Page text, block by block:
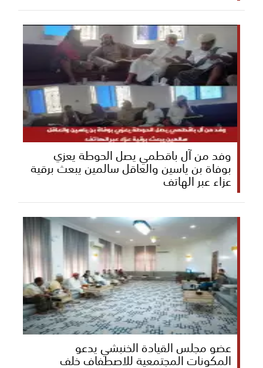
وفد من آل باقطمي يصل الحوطة يعزي
بوفاة بن ياسين والعاقل سالمين يبعث برقية
عزاء عبر الهاتف
عضو مجلس القيادة الخنبشي يدعو
المكونات المجتمعية للاصطفاف خلف